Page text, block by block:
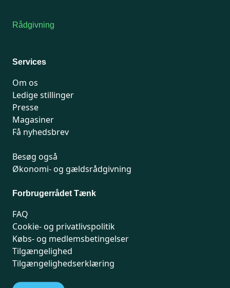
Rådgivning
Services
Om os
Ledige stillinger
Presse
Magasiner
Få nyhedsbrev
Besøg også
Økonomi- og gældsrådgivning
Forbrugerrådet Tænk
FAQ
Cookie- og privatlivspolitik
Købs- og medlemsbetingelser
Tilgængelighed
Tilgængelighedserklæring